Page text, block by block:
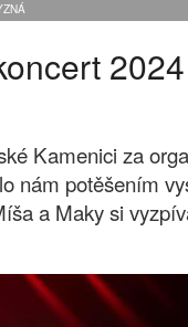
2024
Kamenici za
nám potěšením
a Maky si